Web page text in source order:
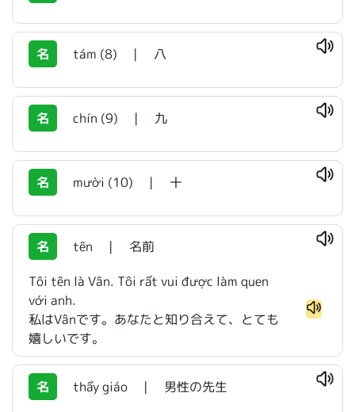
名 tám (8) | 八
名 chín (9) | 九
名 mười (10) | 十
名 tên |
名前
Tôi tên là Vân. Tôi rất vui được làm quen
với anh.
私はVânです。あなたと知り合えて、とても
嬉しいです。
名 thầy giáo |
男性の先生